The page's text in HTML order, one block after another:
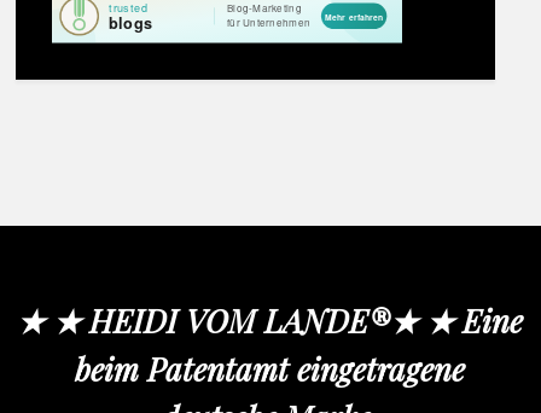
★ ★ HEIDI VOM LANDE®★ ★ Eine
beim Patentamt eingetragene